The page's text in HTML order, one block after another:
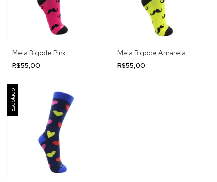
Meia Bigode Pink
R$55,00
Meia Bigode Amarela
R$55,00
Esgotado